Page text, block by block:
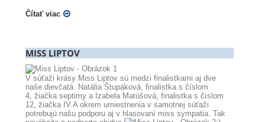
Čítať viac
MISS LIPTOV
V súťaži krásy Miss Liptov sú medzi finalistkami aj dve
naše dievčatá. Natália Štupáková, finalistka s číslom
4, žiačka septimy a Izabela Matúšová, finalistka s číslom
12, žiačka IV.A okrem umiestnenia v samotnej súťaži
potrebujú našu podporu aj v hlasovaní miss sympatia. Tak